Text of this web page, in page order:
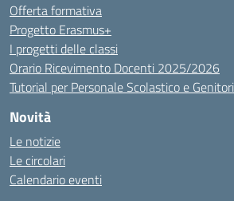
Offerta formativa
Progetto Erasmus+
I progetti delle classi
Orario Ricevimento Docenti 2025/2026
Tutorial per Personale Scolastico e Genitori
Novità
Le notizie
Le circolari
Calendario eventi